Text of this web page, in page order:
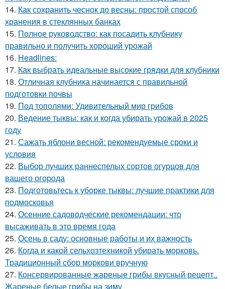
14. Как сохранить чеснок до весны: простой способ
хранения в стеклянных банках
15. Полное руководство: как посадить клубнику
правильно и получить хороший урожай
16. Headlines:
17. Как выбрать идеальные высокие грядки для клубники
18. Отличная клубника начинается с правильной
подготовки почвы
19. Под тополями: Удивительный мир грибов
20. Ведение тыквы: как и когда убирать урожай в 2025
году
21. Сажать яблони весной: рекомендуемые сроки и
условия
22. Выбор лучших раннеспелых сортов огурцов для
вашего огорода
23. Подготовьтесь к уборке тыквы: лучшие практики для
подмосковья
24. Осенние садоводческие рекомендации: что
высаживать в это время года
25. Осень в саду: основные работы и их важность
26. Когда и какой сельхозтехникой убирать морковь.
Традиционный сбор моркови вручную
27. Консервированные жареные грибы вкусный рецепт..
Жареные белые грибы на зиму